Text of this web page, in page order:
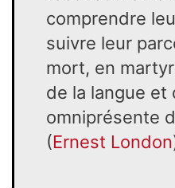
comprendre
suivre leur
mort, en
de la langue et
omniprésente
(Ernest London